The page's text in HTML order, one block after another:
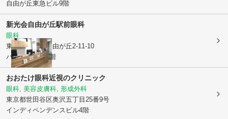
自由が丘東急ビル9階
新光会自由が丘駅前眼科
眼科
東京都目黒区 自由が丘2-11-10
パルシィード1階
おおたけ眼科近視のクリニック
眼科, 美容皮膚科, 形成外科
東京都世田谷区奥沢五丁目25番9号
インディペンデンスビル4階